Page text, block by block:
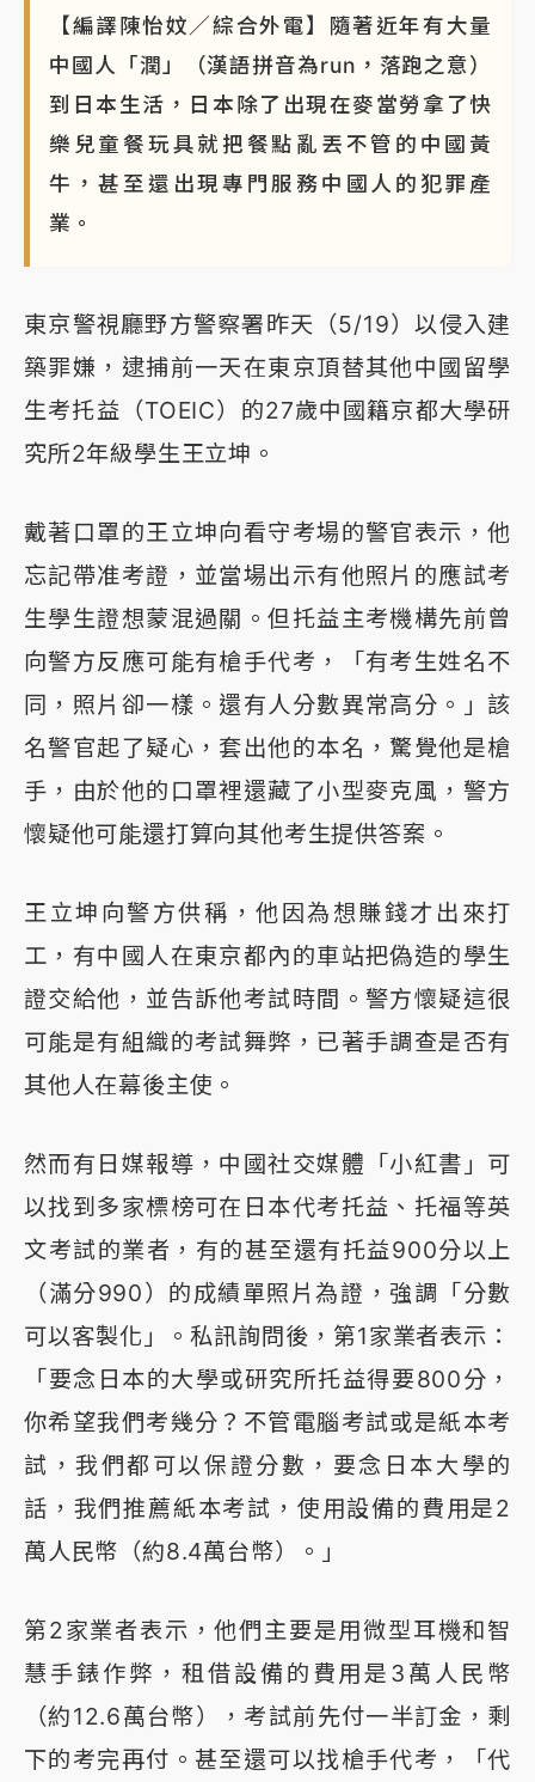
【編譯陳怡妏／綜合外電】隨著近年有大量
中國人「潤」（漢語拼音為run，落跑之意）
到日本生活，日本除了出現在麥當勞拿了快
樂兒童餐玩具就把餐點亂丟不管的中國黃
牛，甚至還出現專門服務中國人的犯罪產
業。
東京警視廳野方警察署昨天（5/19）以侵入建
築罪嫌，逮捕前一天在東京頂替其他中國留學
生考托益（TOEIC）的27歲中國籍京都大學研
究所2年級學生王立坤。
戴著口罩的王立坤向看守考場的警官表示，他
忘記帶准考證，並當場出示有他照片的應試考
生學生證想蒙混過關。但托益主考機構先前曾
向警方反應可能有槍手代考，「有考生姓名不
同，照片卻一樣。還有人分數異常高分。」該
名警官起了疑心，套出他的本名，驚覺他是槍
手，由於他的口罩裡還藏了小型麥克風，警方
懷疑他可能還打算向其他考生提供答案。
王立坤向警方供稱，他因為想賺錢才出來打
工，有中國人在東京都內的車站把偽造的學生
證交給他，並告訴他考試時間。警方懷疑這很
可能是有組織的考試舞弊，已著手調查是否有
其他人在幕後主使。
然而有日媒報導，中國社交媒體「小紅書」可
以找到多家標榜可在日本代考托益、托福等英
文考試的業者，有的甚至還有托益900分以上
（滿分990）的成績單照片為證，強調「分數
可以客製化」。私訊詢問後，第1家業者表示：
「要念日本的大學或研究所托益得要800分，
你希望我們考幾分？不管電腦考試或是紙本考
試，我們都可以保證分數，要念日本大學的
話，我們推薦紙本考試，使用設備的費用是2
萬人民幣（約8.4萬台幣）。」
第2家業者表示，他們主要是用微型耳機和智
慧手錶作弊，租借設備的費用是3萬人民幣
（約12.6萬台幣），考試前先付一半訂金，剩
下的考完再付。甚至還可以找槍手代考，「代